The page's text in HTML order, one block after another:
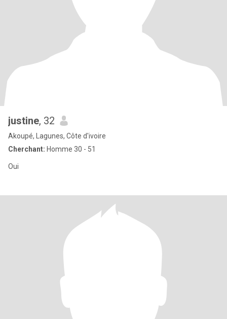
justine, 32
Akoupé, Lagunes, Côte d'ivoire
Cherchant: Homme 30 - 51
Oui